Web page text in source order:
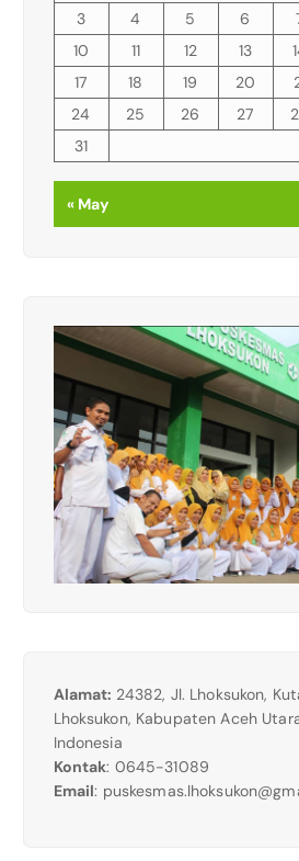
3
4 5 6
10
11 12 13
17
18 19 20
24
25 26 27
31
« May
Alamat: 24382, Jl. Lhoksukon,
Lhoksukon, Kabupaten Aceh
Indonesia
Kontak: 0645-31089
Email: